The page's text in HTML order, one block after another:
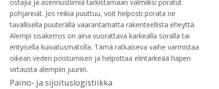
ostajia ja asennustiimiä tarkistamaan valmiiksi poratut
pohjareiät. Jos reikiä puuttuu, voit helposti porata ne
tavallisella puuterällä vaarantamatta rakenteellista eheyttä.
Alempi sisäkerros on aina vuorattava karkealla soralla tai
erityisellä kuivatusmatolla. Tämä ratkaiseva vaihe varmistaa
oikean veden poistumisen ja helpottaa elintärkeää hapen
virtausta alempiin juuriin.
Paino- ja sijoituslogistiikka